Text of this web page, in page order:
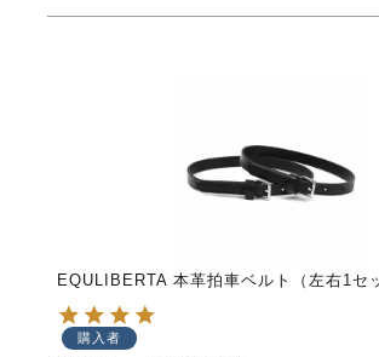
EQULIBERTA 本革拍車ベルト（左右1セ
購入者